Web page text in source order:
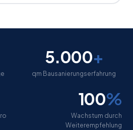
5.000+
qm Bausanierungserfahrung
100%
Wachstum durch
Weiterempfehlung